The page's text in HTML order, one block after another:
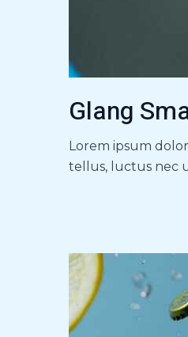
Glang
Lorem ipsum
tellus, luctus nec